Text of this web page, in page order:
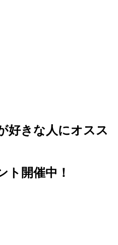
好きな人にオスス
ト開催中！